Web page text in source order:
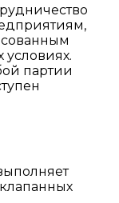
партии